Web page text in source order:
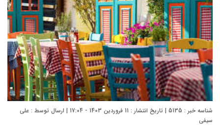
شناسه خبر : 5135 | تاریخ انتشار : 11 فروردین 1403 - 17:04 | ارسال توسط :
علی
سیفی